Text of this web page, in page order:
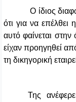
Ο ίδιος
ότι για να επέλθει
αυτό φαίνεται
είχαν προηγηθεί
τη δικηγορική
Της